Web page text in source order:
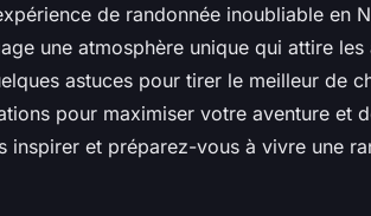
de randonnée inoubliable en
une atmosphère unique qui attire
astuces pour tirer le meilleur de
pour maximiser votre aventure et
inspirer et préparez-vous à vivre une